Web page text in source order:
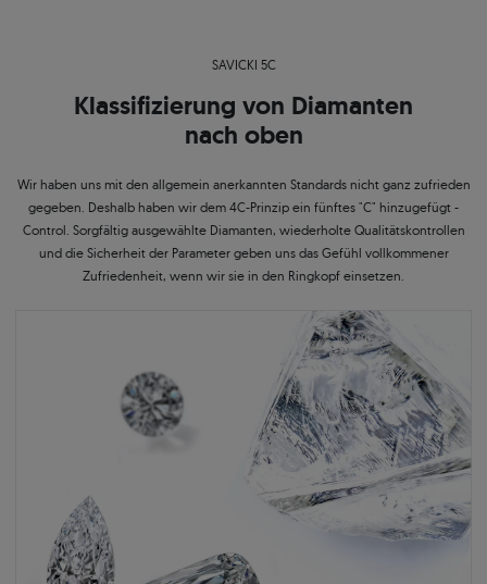
SAVICKI 5C
Klassifizierung von Diamanten
nach oben
Wir haben uns mit den allgemein anerkannten Standards nicht ganz zufrieden
gegeben. Deshalb haben wir dem 4C-Prinzip ein fünftes "C" hinzugefügt -
Control. Sorgfältig ausgewählte Diamanten, wiederholte Qualitätskontrollen
und die Sicherheit der Parameter geben uns das Gefühl vollkommener
Zufriedenheit, wenn wir sie in den Ringkopf einsetzen.